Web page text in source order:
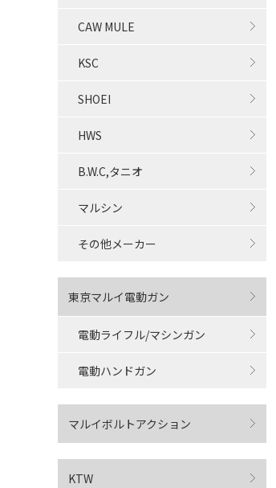
CAW MULE
KSC
SHOEI
HWS
B.W.C,タニオ
マルシン
その他メーカー
東京マルイ電動ガン
電動ライフル/マシンガン
電動ハンドガン
マルイボルトアクション
KTW